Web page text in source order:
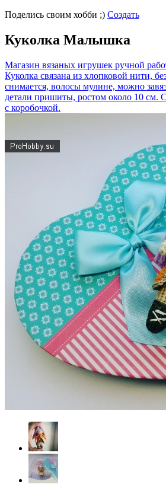
Поделись своим хобби ;) Создать
Куколка Малышка
Магазин вязаных игрушек ручной
Куколка связана из хлопковой нити,
снимается, волосы мулине, можно
детали пришиты, ростом около 10 см.
с коробочкой.